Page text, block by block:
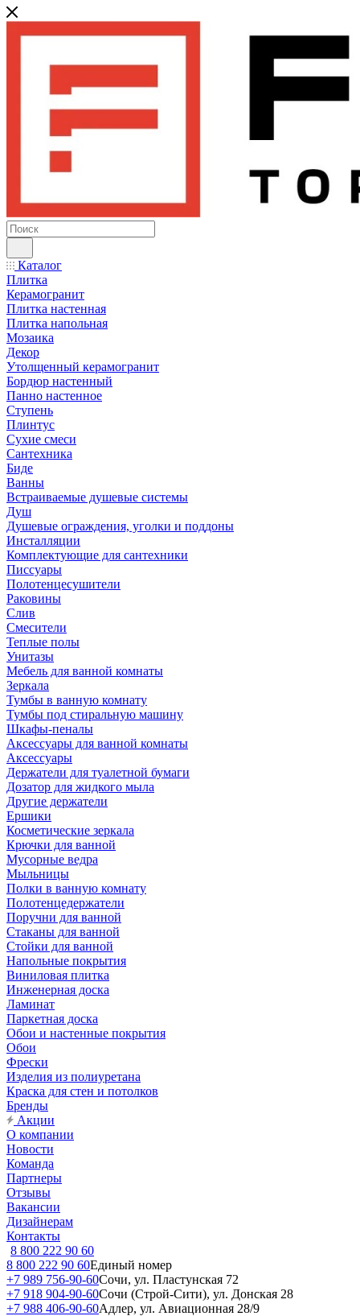
Каталог
Плитка
Керамогранит
Плитка настенная
Плитка напольная
Мозаика
Декор
Утолщенный керамогранит
Бордюр настенный
Панно настенное
Ступень
Плинтус
Сухие смеси
Сантехника
Биде
Ванны
Встраиваемые душевые системы
Душ
Душевые ограждения, уголки и поддоны
Инсталляции
Комплектующие для сантехники
Писсуары
Полотенцесушители
Раковины
Слив
Смесители
Теплые полы
Унитазы
Мебель для ванной комнаты
Зеркала
Тумбы в ванную комнату
Тумбы под стиральную машину
Шкафы-пеналы
Аксессуары для ванной комнаты
Аксессуары
Держатели для туалетной бумаги
Дозатор для жидкого мыла
Другие держатели
Ершики
Косметические зеркала
Крючки для ванной
Мусорные ведра
Мыльницы
Полки в ванную комнату
Полотенцедержатели
Поручни для ванной
Стаканы для ванной
Стойки для ванной
Напольные покрытия
Виниловая плитка
Инженерная доска
Ламинат
Паркетная доска
Обои и настенные покрытия
Обои
Фрески
Изделия из полиуретана
Краска для стен и потолков
Бренды
Акции
О компании
Новости
Команда
Партнеры
Отзывы
Вакансии
Дизайнерам
Контакты
8 800 222 90 60
8 800 222 90 60Единый номер
+7 989 756-90-60Сочи, ул. Пластунская 72
+7 918 904-90-60Сочи (Строй-Сити), ул. Донская 28
+7 988 406-90-60Адлер, ул. Авиационная 28/9